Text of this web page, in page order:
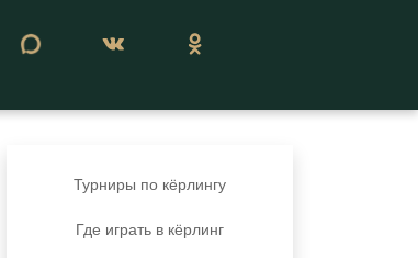
Турниры по кёрлингу
Где играть в кёрлинг